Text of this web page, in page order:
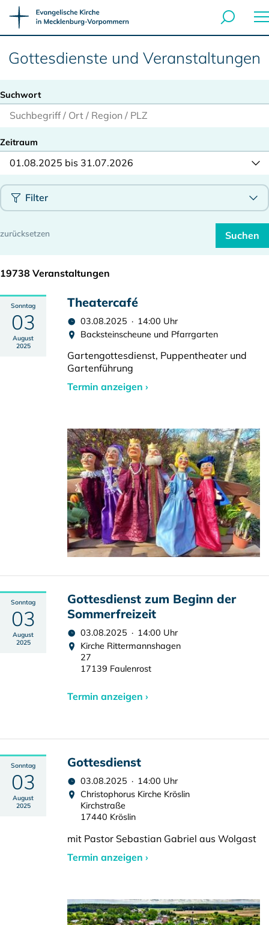
Gottesdienste und Veranstaltungen
Suchwort
Zeitraum
01.08.2025 bis 31.07.2026
Filter
19738 Veranstaltungen
Sonntag
03
August
2025
Theatercafé
03.08.2025 · 14:00 Uhr
Backsteinscheune und Pfarrgarten
Gartengottesdienst, Puppentheater und
Gartenführung
Termin anzeigen ›
Sonntag
03
August
2025
Gottesdienst zum Beginn der
Sommerfreizeit
03.08.2025 · 14:00 Uhr
Kirche Rittermannshagen
27
17139 Faulenrost
Termin anzeigen ›
Sonntag
03
August
2025
Gottesdienst
03.08.2025 · 14:00 Uhr
Christophorus Kirche Kröslin
Kirchstraße
17440 Kröslin
mit Pastor Sebastian Gabriel aus Wolgast
Termin anzeigen ›